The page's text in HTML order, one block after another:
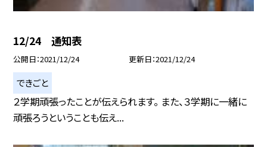
12/24 通知表
公開日 2021/12/24 更新日 2021/12/24
できごと
２学期頑張ったことが伝えられます。 また、３学期に一緒に
頑張ろうということも伝え...